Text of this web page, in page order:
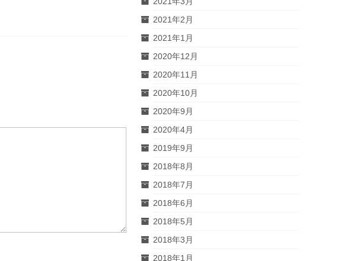
2021年2月
2021年1月
2020年12月
2020年11月
2020年10月
2020年9月
2020年4月
2019年9月
2018年8月
2018年7月
2018年6月
2018年5月
2018年3月
2018年1月